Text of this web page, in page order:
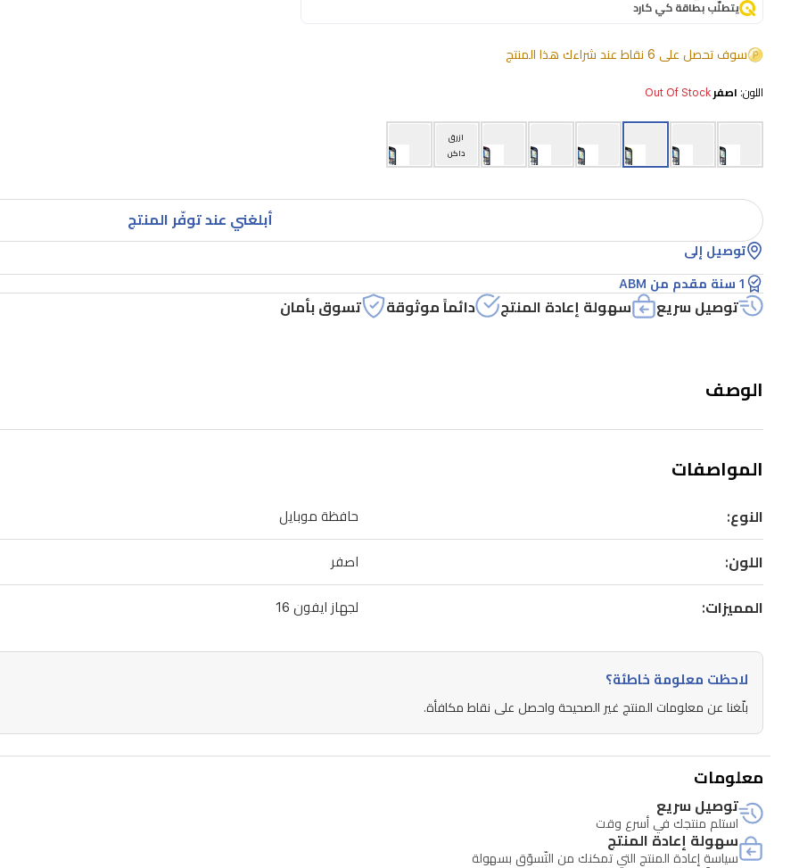
يتطلّب بطاقة كي كارد
سوف تحصل على 6 نقاط عند شراءك هذا المنتج
اللون: اصفر Out Of Stock
ازرق
داكن
أبلغني عند توفّر المنتج
توصيل إلى
1 سنة مقدم من ABM
توصيل سريع سهولة إعادة المنتج دائماً موثوقة تسوق بأمان
الوصف
المواصفات
النوع: حافظة موبايل
اللون: اصفر
المميزات: لجهاز ايفون 16
لاحظت معلومة خاطئة؟
بلّغنا عن معلومات المنتج غير الصحيحة واحصل على نقاط مكافأة.
معلومات
توصيل سريع
استلم منتجك في أسرع وقت
سهولة إعادة المنتج
سياسة إعادة المنتج التي تمكنك من التّسوّق بسهولة